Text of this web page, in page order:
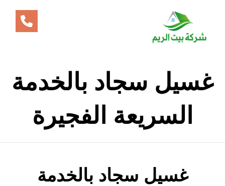
غسيل سجاد بالخدمة
السريعة الفجيرة
غسيل سجاد بالخدمة